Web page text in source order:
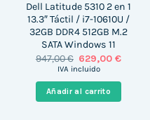
Dell Latitude 5310 2 en 1
13.3″ Táctil / i7-10610U /
32GB DDR4 512GB M.2
SATA Windows 11
947,00€ El
precio
era:
947,00 €.
629,00€El
es:
629,00
IVA incluido
Añadir al carrito